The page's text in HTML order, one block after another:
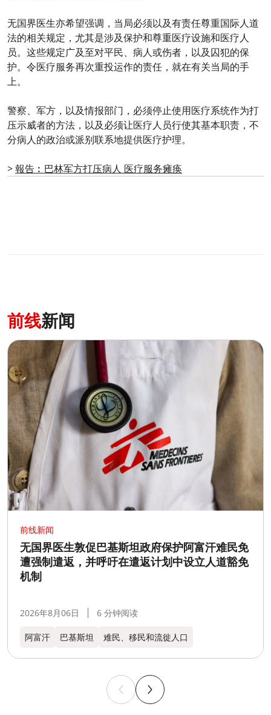
无国界医生亦希望强调，当局必须以及有责任尊重国际人道
法的相关规定，尤其是涉及保护和尊重医疗设施和医疗人
员。这些规定广及至对平民、病人或伤者，以及囚犯的保
护。令医疗服务再次重投运作的责任，就在有关当局的手
上。
警察、军方，以及情报部门，必须停止使用医疗系统作为打
压示威者的方法，以及必须让医疗人员行使其基本职责，不
分病人的政治或派别联系地提供医疗护理。
>報告︰巴林军方打压病人 医疗服务瘫痪
前线新闻
前线新闻
无国界医生敦促巴基斯坦政府保护阿富汗难民免
遭强制遣返，并呼吁在遣返计划中设立人道豁免
机制
2026年8月06日 6 分钟阅读
阿富汗 巴基斯坦 难民、移民和流徙人口